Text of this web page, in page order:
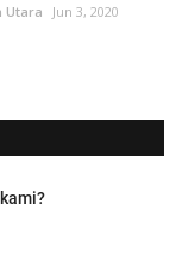
Utara
Jun 3, 2020